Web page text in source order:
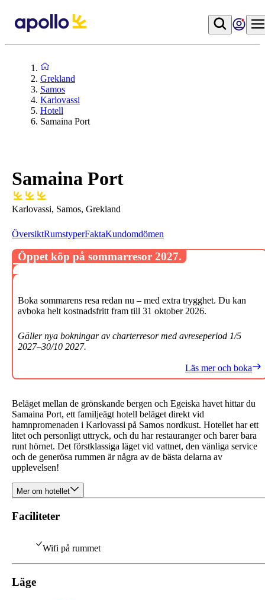
Grekland
Samos
Karlovassi
Hotell
Samaina Port
Samaina Port
Karlovassi, Samos, Grekland
ÖversiktRumstyperFaktaKundomdömen
Beläget mellan de grönskande bergen och Egeiska havet hittar du
Samaina Port, ett familjeägt hotell beläget direkt vid
hamnpromenaden i Karlovassi på Samos nordkust. Hotellet har ett
litet och personligt uttryck, och du har restauranger och barer bara
runt hörnet. Det förstklassiga läget vid vattnet, den vänliga service
och de generösa rummen är några av de bästa delarna av
upplevelsen!
Mer om hotellet
Faciliteter
Wifi på rummet
Läge
Öppet köp på sommarresor 2027.
Boka sommarens resa redan nu – med extra trygghet. Du kan
avboka helt kostnadsfritt fram till 31 oktober 2026.
Gäller nya bokningar av charterresor med avreseperiod 1/5
2027–30/10 2027.
Läs mer och boka